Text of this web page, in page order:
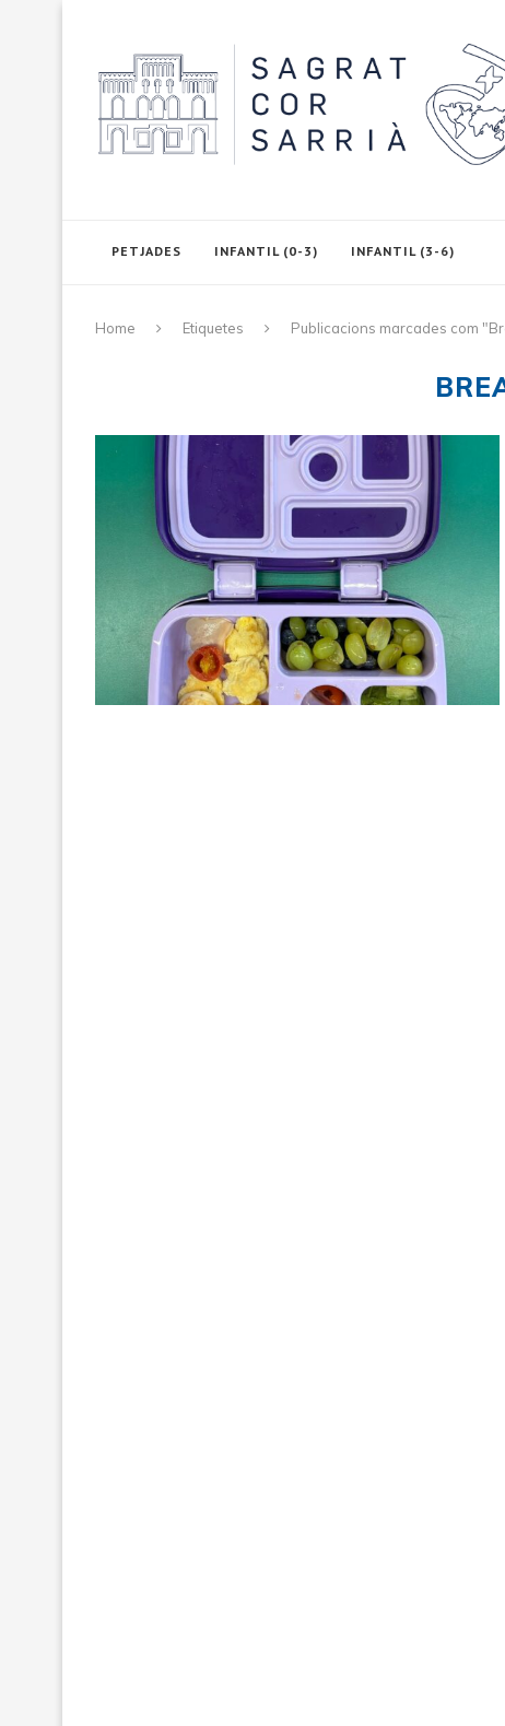
PETJADES INFANTIL (0-3) INFANTIL (3-6)
Home Etiquetes Publicacions marcades com